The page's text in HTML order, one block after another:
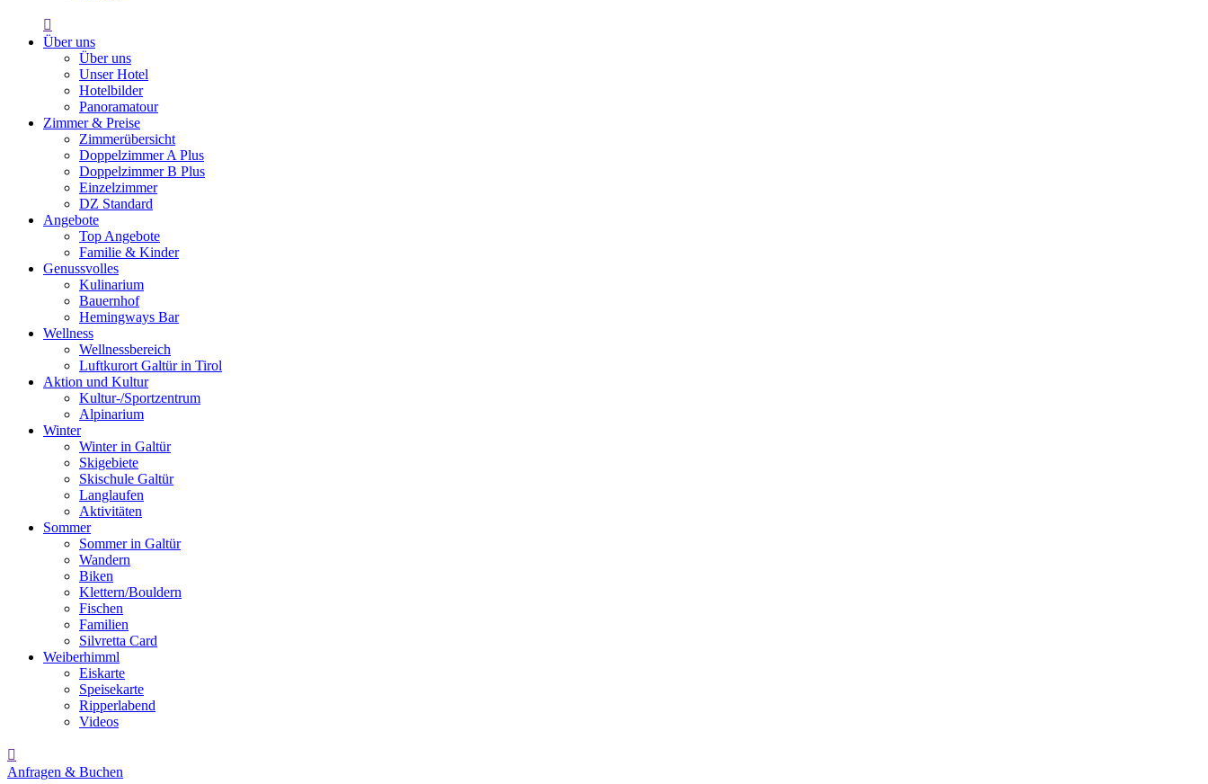

Über uns
Über uns
Unser Hotel
Hotelbilder
Panoramatour
Zimmer & Preise
Zimmerübersicht
Doppelzimmer A Plus
Doppelzimmer B Plus
Einzelzimmer
DZ Standard
Angebote
Top Angebote
Familie & Kinder
Genussvolles
Kulinarium
Bauernhof
Hemingways Bar
Wellness
Wellnessbereich
Luftkurort Galtür in Tirol
Aktion und Kultur
Kultur-/Sportzentrum
Alpinarium
Winter
Winter in Galtür
Skigebiete
Skischule Galtür
Langlaufen
Aktivitäten
Sommer
Sommer in Galtür
Wandern
Biken
Klettern/Bouldern
Fischen
Familien
Silvretta Card
Weiberhimml
Eiskarte
Speisekarte
Ripperlabend
Videos

Anfragen & Buchen